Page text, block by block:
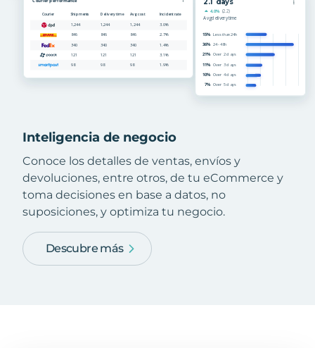
Inteligencia de negocio
Conoce los detalles de ventas, envíos y
devoluciones, entre otros, de tu eCommerce y
toma decisiones en base a datos, no
suposiciones, y optimiza tu negocio.
Descubre más